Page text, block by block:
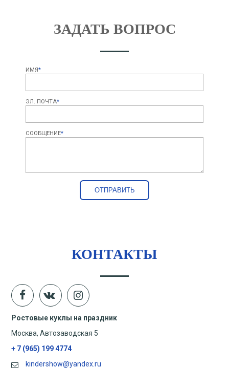
ЗАДАТЬ ВОПРОС
ИМЯ*
ЭЛ. ПОЧТА*
СООБЩЕНИЕ*
КОНТАКТЫ
Ростовые куклы на праздник
Москва, Автозаводская 5
+ 7 (965) 199 4774
kindershow@yandex.ru